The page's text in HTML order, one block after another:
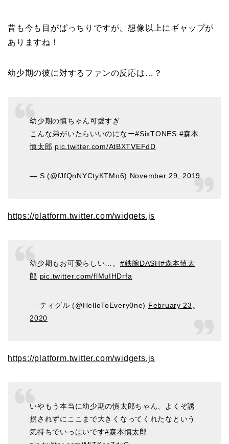
昔も今も目がぱっちりですが、想像以上にギャップが
ありますね！
幼少期の彼に対するファンの反応は…？
幼少期の慎ちゃん可愛すぎ
こんな弟がいたらいいのになー#SixTONES #森本
慎太郎 pic.twitter.com/AtBXTVEFdD
— S (@fJfQnNYCtyKTMo6) November 29, 2019
https://platform.twitter.com/widgets.js
幼少期もお可愛らしい…。 #鉄腕DASH#森本慎太
郎 pic.twitter.com/flMuIHDrfa
— ティグル (@HelloToEvery0ne) February 23,
2020
https://platform.twitter.com/widgets.js
いやもう本当に幼少期の慎太郎ちゃん、よくぞ誘
拐されずにここまで大きくなってくれたなという
気持ちでいっぱいです#森本慎太郎